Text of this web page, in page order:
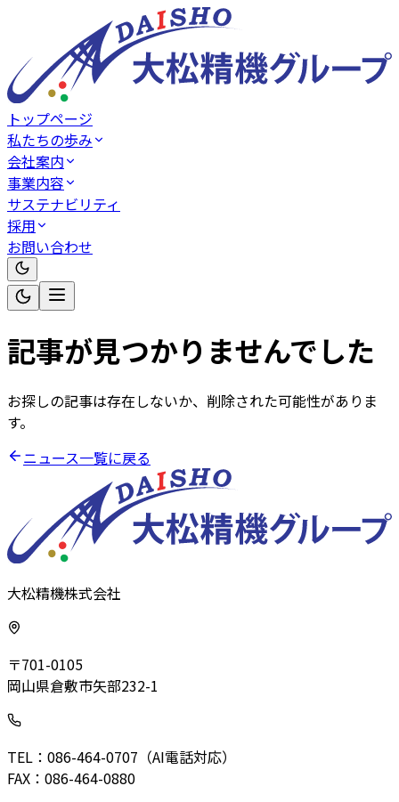
トップページ
私たちの歩み
会社案内
事業内容
サステナビリティ
採用
お問い合わせ
記事が見つかりませんでした
お探しの記事は存在しないか、削除された可能性がありま
す。
ニュース一覧に戻る
大松精機株式会社
〒701-0105
岡山県倉敷市矢部232-1
TEL：086-464-0707（AI電話対応）
FAX：086-464-0880